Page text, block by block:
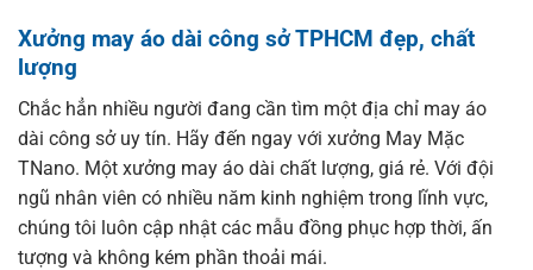
Xưởng may áo dài công sở TPHCM đẹp, chất
lượng
Chắc hẳn nhiều người đang cần tìm một địa chỉ may áo
dài công sở uy tín. Hãy đến ngay với xưởng May Mặc
TNano. Một xưởng may áo dài chất lượng, giá rẻ. Với đội
ngũ nhân viên có nhiều năm kinh nghiệm trong lĩnh vực,
chúng tôi luôn cập nhật các mẫu đồng phục hợp thời, ấn
tượng và không kém phần thoải mái.